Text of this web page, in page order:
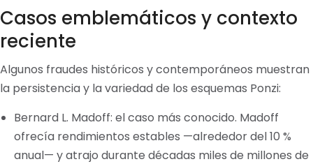
Casos emblemáticos y contexto
reciente
Algunos fraudes históricos y contemporáneos muestran
la persistencia y la variedad de los esquemas Ponzi:
Bernard L. Madoff: el caso más conocido. Madoff
ofrecía rendimientos estables —alrededor del 10 %
anual— y atrajo durante décadas miles de millones de